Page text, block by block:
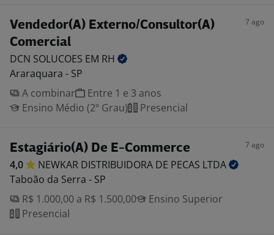
Vendedor(A) Externo/Consultor(A)
Comercial
7 ago
DCN SOLUCOES EM RH
Araraquara - SP
A combinar
Entre 1 e 3 anos
Ensino Médio (2º Grau)
Presencial
Estagiário(A) De E-Commerce 7 ago
4,0 NEWKAR DISTRIBUIDORA DE PECAS LTDA
Taboão da Serra - SP
R$ 1.000,00 a R$ 1.500,00
Ensino Superior
Presencial